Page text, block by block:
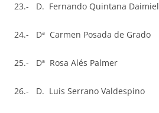
23.- D. Fernando Quintana Daimiel
24.- Dª Carmen Posada de Grado
25.- Dª Rosa Alés Palmer
26.- D. Luis Serrano Valdespino